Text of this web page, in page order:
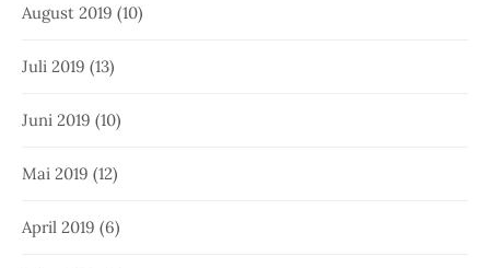
August 2019 (10)
Juli 2019 (13)
Juni 2019 (10)
Mai 2019 (12)
April 2019 (6)